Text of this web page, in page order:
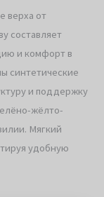
верха от
составляет
и комфорт в
синтетические
и поддержку
жёлто-
Мягкий
удобную